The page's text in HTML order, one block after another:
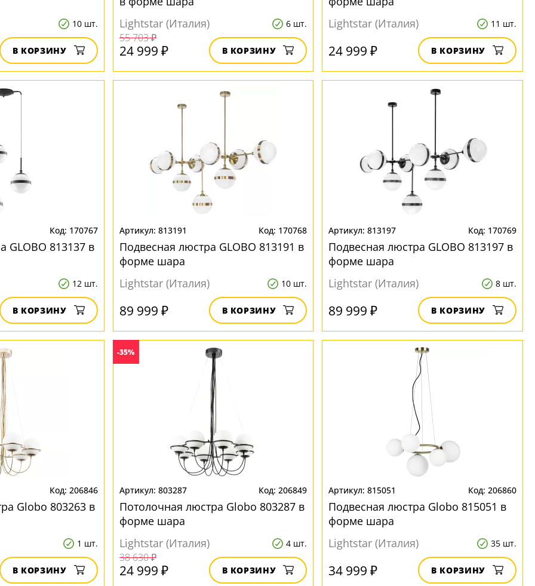
10 шт.
В КОРЗИНУ
Lightstar (Италия)
6 шт.
55 703 ₽
24 999 ₽ В КОРЗИНУ
Lightstar (Италия)
11 шт.
24 999 ₽ В КОРЗИНУ
170767
GLOBO 813137 в
12 шт.
В КОРЗИНУ
813191 170768
Подвесная люстра GLOBO 813191 в
форме шара
Lightstar (Италия)
10 шт.
89 999 ₽ В КОРЗИНУ
813197 170769
Подвесная люстра GLOBO 813197 в
форме шара
Lightstar (Италия)
8 шт.
89 999 ₽ В КОРЗИНУ
206846
Globo 803263 в
1 шт.
В КОРЗИНУ
-35%
803287 206849
Потолочная люстра Globo 803287 в
форме шара
Lightstar (Италия)
4 шт.
38 630 ₽
24 999 ₽ В КОРЗИНУ
815051 206860
Подвесная люстра Globo 815051 в
форме шара
Lightstar (Италия)
35 шт.
34 999 ₽ В КОРЗИНУ